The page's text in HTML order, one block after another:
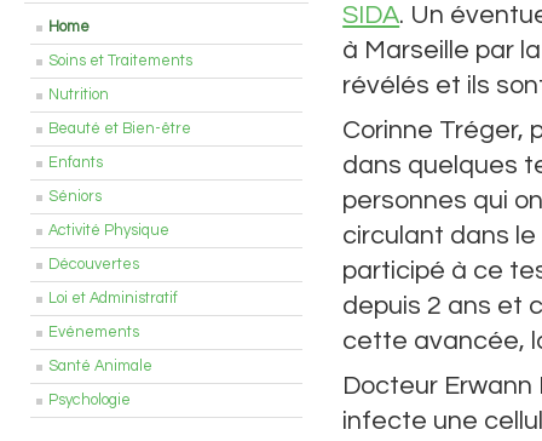
Home
Soins et Traitements
Nutrition
Beauté et Bien-être
Enfants
Séniors
Activité Physique
Découvertes
Loi et Administratif
Evénements
Santé Animale
Psychologie
SIDA. Un
à Marseille par
révélés et ils
Corinne Tréger,
dans quelques
personnes qui
circulant dans
participé à ce
depuis 2 ans et
cette avancée,
Docteur Erwann
infecte une